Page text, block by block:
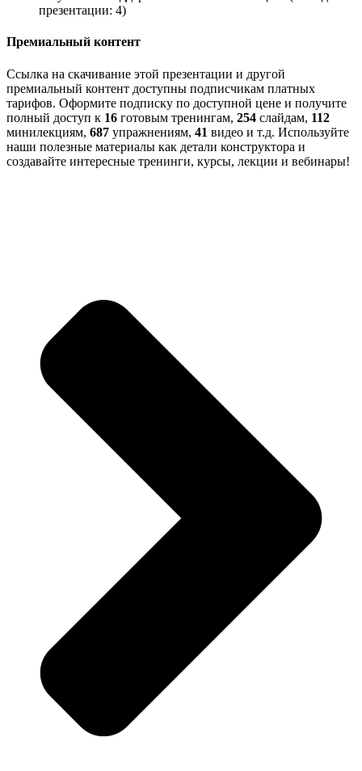
презентации: 4)
Премиальный контент
Ссылка на скачивание этой презентации и другой
премиальный контент доступны подписчикам платных
тарифов. Оформите подписку по доступной цене и получите
полный доступ к 16 готовым тренингам, 254 слайдам, 112
минилекциям, 687 упражнениям, 41 видео и т.д. Используйте
наши полезные материалы как детали конструктора и
создавайте интересные тренинги, курсы, лекции и вебинары!